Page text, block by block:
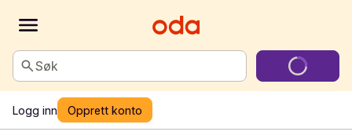
Søk
Logg inn Opprett konto